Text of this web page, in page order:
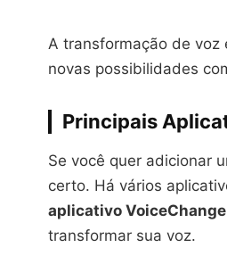
A transformação de voz
novas possibilidades
Principais
Se você quer adicionar
certo. Há vários
aplicativo
transformar sua voz.